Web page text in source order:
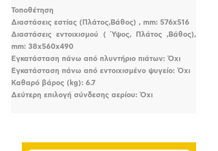
Τοποθέτηση
Διαστάσεις εστίας (Πλάτος,Βάθος) , mm: 576x516
Διαστάσεις εντοιχισμού ( Ύψος, Πλάτος ,Βάθος),
mm: 38x560x490
Εγκατάσταση πάνω από πλυντήριο πιάτων: Όχι
Εγκατάσταση πάνω από εντοιχισμένο ψυγείο: Όχι
Καθαρό βάρος (kg): 6.7
Δεύτερη επιλογή σύνδεσης αερίου: Όχι